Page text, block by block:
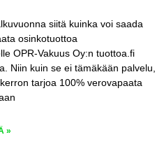
siitä kuinka voi saada
osinkotuottoa
OPR-Vakuus Oy:n tuottoa.fi
Niin kuin se ei tämäkään palvelu,
tarjoa 100% verovapaata
»